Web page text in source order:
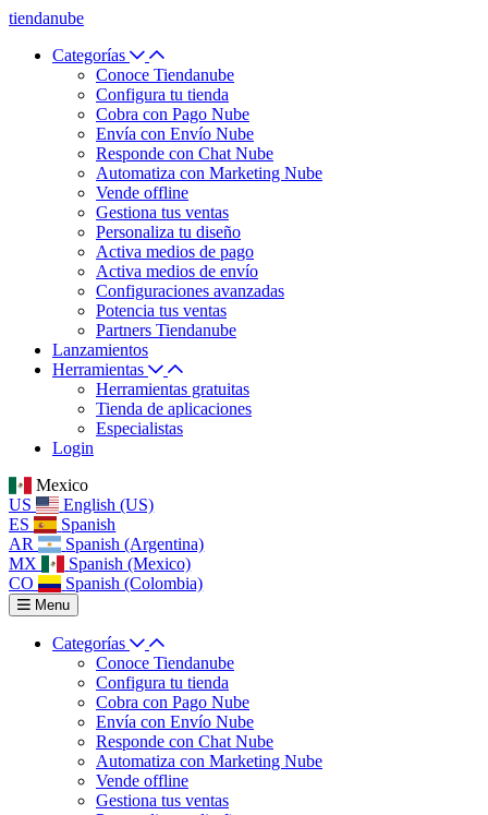
tiendanube
Categorías
Conoce Tiendanube
Configura tu tienda
Cobra con Pago Nube
Envía con Envío Nube
Responde con Chat Nube
Automatiza con Marketing Nube
Vende offline
Gestiona tus ventas
Personaliza tu diseño
Activa medios de pago
Activa medios de envío
Configuraciones avanzadas
Potencia tus ventas
Partners Tiendanube
Lanzamientos
Herramientas
Herramientas gratuitas
Tienda de aplicaciones
Especialistas
Login
Mexico
US
English (US)
ES
Spanish
AR
Spanish (Argentina)
MX
Spanish (Mexico)
CO
Spanish (Colombia)
Menu
Categorías
Conoce Tiendanube
Configura tu tienda
Cobra con Pago Nube
Envía con Envío Nube
Responde con Chat Nube
Automatiza con Marketing Nube
Vende offline
Gestiona tus ventas